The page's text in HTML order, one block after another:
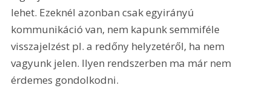
lehet. Ezeknél azonban csak egyirányú
kommunikáció van, nem kapunk semmiféle
visszajelzést pl. a redőny helyzetéről, ha nem
vagyunk jelen. Ilyen rendszerben ma már nem
érdemes gondolkodni.